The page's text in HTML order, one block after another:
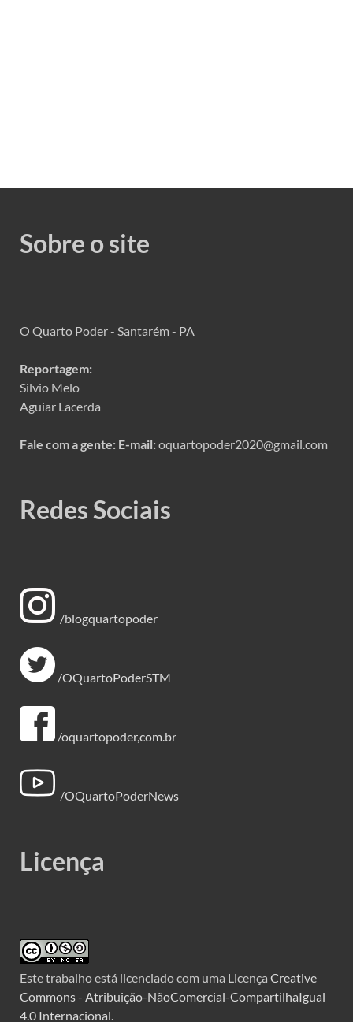
Sobre o site
O Quarto Poder - Santarém - PA
Reportagem:
Silvio Melo
Aguiar Lacerda
Fale com a gente: E-mail:oquartopoder2020@gmail.com
Redes Sociais
/blogquartopoder
/OQuartoPoderSTM
/oquartopoder,com.br
/OQuartoPoderNews
Licença
Este trabalho está licenciado com uma Licença Creative
Commons - Atribuição-NãoComercial-CompartilhaIgual
4.0 Internacional